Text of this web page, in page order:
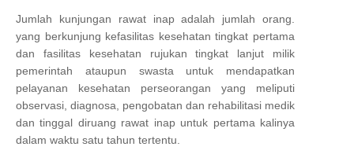
Jumlah kunjungan rawat inap adalah jumlah orang.
yang berkunjung kefasilitas kesehatan tingkat pertama
dan fasilitas kesehatan rujukan tingkat lanjut milik
pemerintah ataupun swasta untuk mendapatkan
pelayanan kesehatan perseorangan yang meliputi
observasi, diagnosa, pengobatan dan rehabilitasi medik
dan tinggal diruang rawat inap untuk pertama kalinya
dalam waktu satu tahun tertentu.